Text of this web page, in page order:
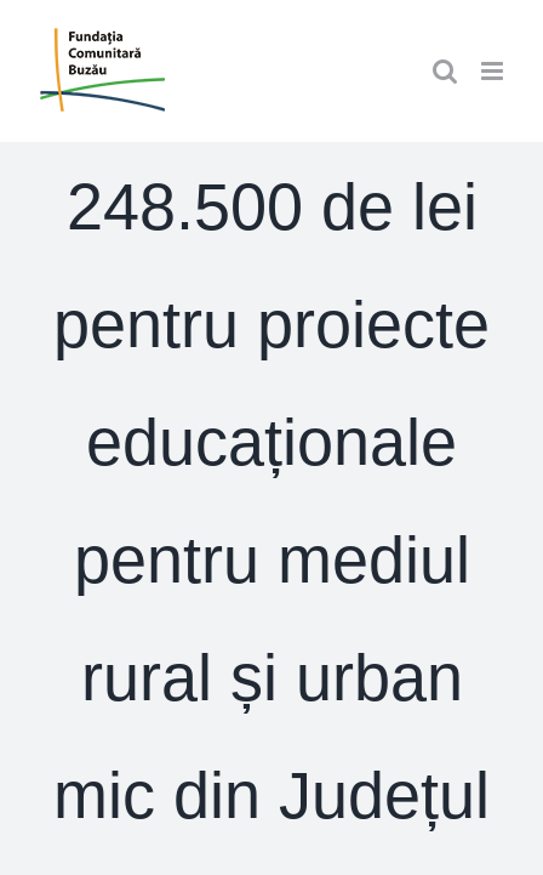
content
248.500 de lei
pentru proiecte
educaționale
pentru mediul
rural și urban
mic din Județul